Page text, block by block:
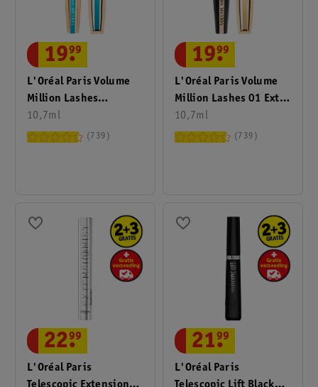
L'Oréal Paris Volume
Million Lashes
Waterproof Black
Mascara
10,7ml
19.
99
739
L'Oréal Paris Volume
Million Lashes 01 Extra
Black Mascara
10,7ml
19.
99
739
L'Oréal Paris
22.
99
L'Oréal Paris
21.
99